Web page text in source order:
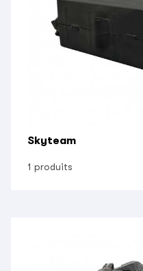
Skyteam
1 produits